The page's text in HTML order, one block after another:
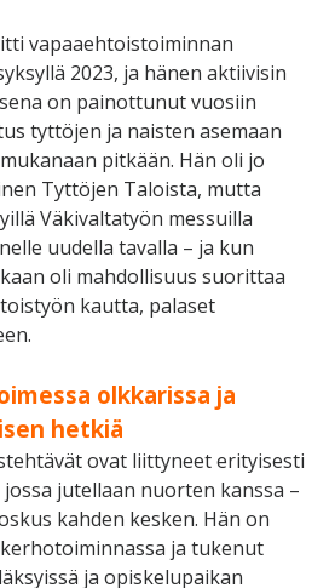
vapaaehtoistoiminnan
2023, ja hänen aktiivisin
on painottunut vuosiin
tyttöjen ja naisten asemaan
pitkään. Hän oli jo
Tyttöjen Taloista, mutta
Väkivaltatyön messuilla
uudella tavalla – ja kun
oli mahdollisuus suorittaa
kautta, palaset
olkkarissa ja
hetkiä
ovat liittyneet erityisesti
jutellaan nuorten kanssa –
kahden kesken. Hän on
ja tukenut
ja opiskelupaikan